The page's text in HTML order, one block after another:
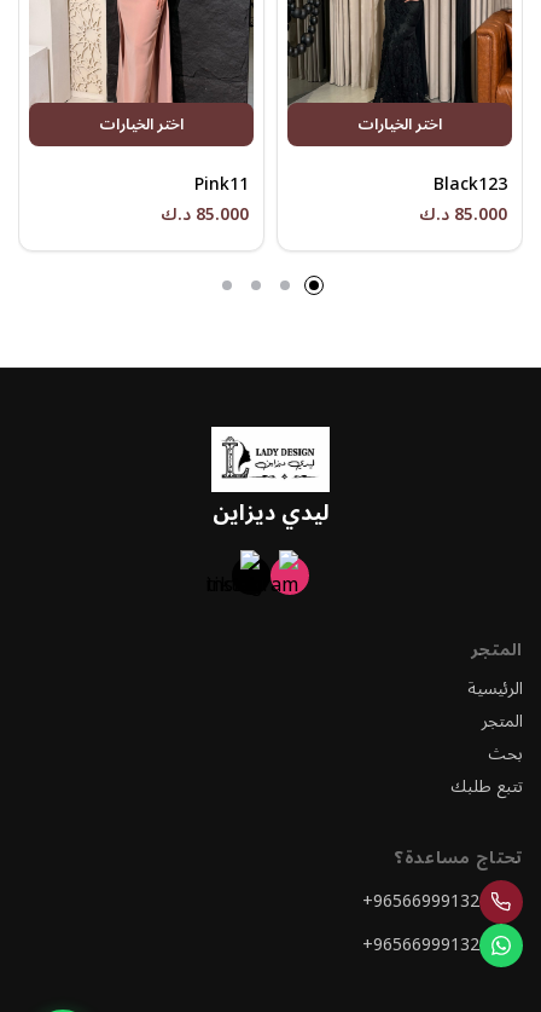
اختر الخيارات
Black123
85.000 د.ك
اختر الخيارات
Pink11
85.000 د.ك
ليدي ديزاين
المتجر
الرئيسية
المتجر
بحث
تتبع طلبك
تحتاج مساعدة؟
+96566999132
+96566999132